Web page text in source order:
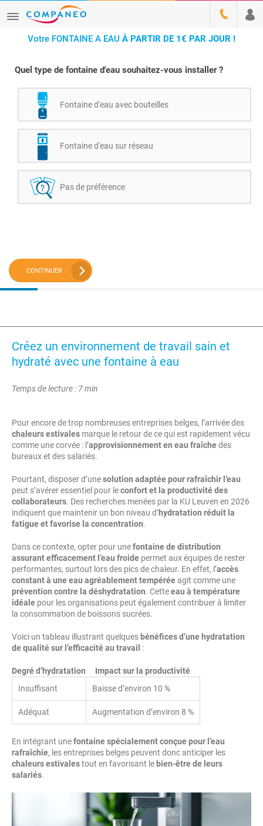
Votre FONTAINE A EAU À PARTIR DE 1€ PAR JOUR !
Quel type de fontaine d'eau souhaitez-vous installer ?
Fontaine d'eau avec bouteilles
Fontaine d'eau sur réseau
Pas de préférence
CONTINUER
Créez un environnement de travail sain et
hydraté avec une fontaine à eau
Temps de lecture : 7 min
Pour encore de trop nombreuses entreprises belges, l’arrivée des
chaleurs estivales marque le retour de ce qui est rapidement vécu
comme une corvée : l’approvisionnement en eau fraîchedes
bureaux et des salariés.
Pourtant, disposer d’unesolution adaptée pour rafraîchir l’eau
peut s’avérer essentiel pour leconfort et la productivité des
collaborateurs. Des recherches menées par la KU Leuven en 2026
indiquent que maintenir un bon niveau d’hydratation réduit la
fatigue et favorise la concentration.
Dans ce contexte, opter pour unefontaine de distribution
assurant efficacement l’eau froide permet aux équipes de rester
performantes, surtout lors des pics de chaleur. En effet, l’accès
constant à une eau agréablement tempéréeagit comme une
prévention contre la déshydratation. Cetteeau à température
idéale pour les organisations peut également contribuer à limiter
la consommation de boissons sucrées.
Voici un tableau illustrant quelques bénéfices d’une hydratation
de qualité sur l’efficacité au travail :
Degré d’hydratation Impact sur la productivité
Insuffisant
Baisse d’environ 10 %
Adéquat Augmentation d’environ 8 %
En intégrant unefontaine spécialement conçue pour l’eau
rafraîchie, les entreprises belges peuvent donc anticiper les
chaleurs estivalestout en favorisant le bien-être de leurs
salariés.